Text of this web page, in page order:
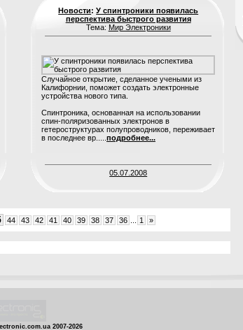
Новости:У спинтроники появилась
перспектива быстрого развития
Тема: Мир Электроники
Случайное открытие, сделанное учеными из
Калифорнии, поможет создать электронные
устройства нового типа.
Спинтроника, основанная на использовании
спин-поляризованных электронов в
гетероструктурах полупроводников, переживает
в последнее вр..... подробнее...
05.07.2008
44 43 42 41 40 39 38 37 36 1 »
2007-2026